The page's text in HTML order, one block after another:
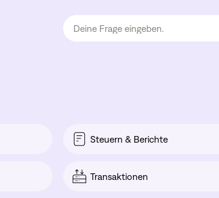
Steuern & Berichte
Transaktionen